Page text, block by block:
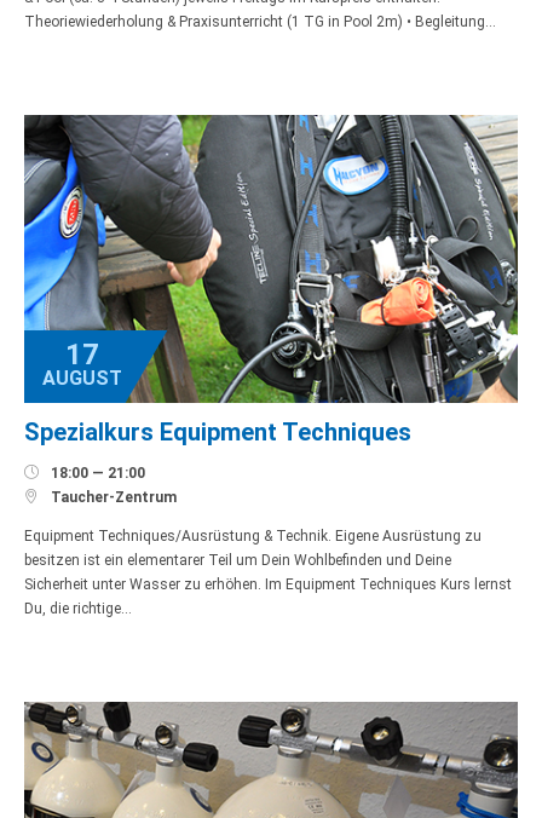
Theoriewiederholung & Praxisunterricht (1 TG in Pool 2m) • Begleitung…
17
AUGUST
Spezialkurs Equipment Techniques
 18:00 — 21:00
 Taucher-Zentrum
Equipment Techniques/Ausrüstung & Technik. Eigene Ausrüstung zu
besitzen ist ein elementarer Teil um Dein Wohlbefinden und Deine
Sicherheit unter Wasser zu erhöhen. Im Equipment Techniques Kurs lernst
Du, die richtige…